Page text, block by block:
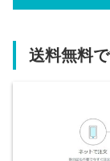
送料無料